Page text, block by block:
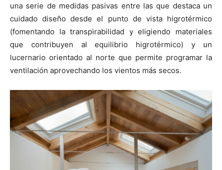
una serie de medidas pasivas entre las que destaca un
cuidado diseño desde el punto de vista higrotérmico
(fomentando la transpirabilidad y eligiendo materiales
que contribuyen al equilibrio higrotérmico) y un
lucernario orientado al norte que permite programar la
ventilación aprovechando los vientos más secos.